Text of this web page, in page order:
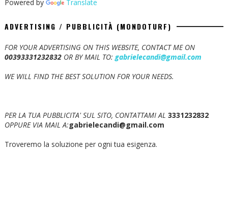
Powered by Translate
ADVERTISING / PUBBLICITÀ (MONDOTURF)
FOR YOUR ADVERTISING ON THIS WEBSITE, CONTACT ME ON
00393331232832OR BY MAIL TO:gabrielecandi@gmail.com
WE WILL FIND THE BEST SOLUTION FOR YOUR NEEDS.
PER LA TUA PUBBLICITA' SUL SITO, CONTATTAMI AL 3331232832
OPPURE VIA MAIL A:gabrielecandi@gmail.com
Troveremo la soluzione per ogni tua esigenza.